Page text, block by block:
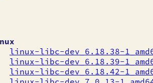
linux-libc-dev_6.18.38-
linux-libc-dev_6.18.39-
linux-libc-dev_6.18.42-